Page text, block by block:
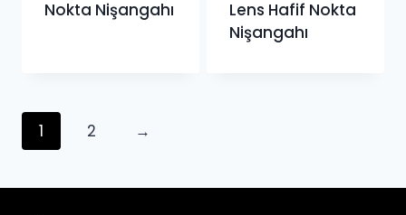
Nokta Nişangahı
Lens Hafif Nokta
Nişangahı
1 2 →